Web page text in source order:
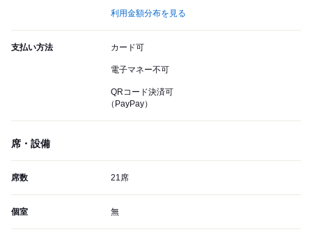
利用金額分布を見る
支払い方法 カード可
電子マネー不可
QRコード決済可
（PayPay）
席・設備
席数 21席
個室 無